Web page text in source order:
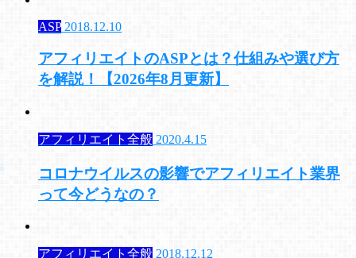
ASP 2018.12.10
アフィリエイトのASPとは？仕組みや選び方
を解説！【2026年8月更新】
アフィリエイト全般 2020.4.15
コロナウイルスの影響でアフィリエイト業界
って今どうなの？
アフィリエイト全般 2018.12.12